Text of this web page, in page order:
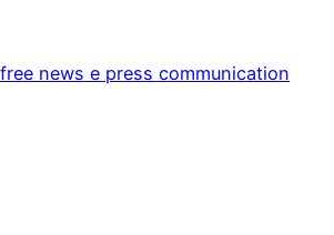
news e press communication